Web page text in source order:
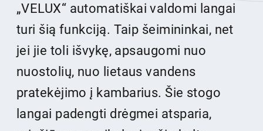
„VELUX“ automatiškai valdomi langai
turi šią funkciją. Taip šeimininkai, net
jei jie toli išvykę, apsaugomi nuo
nuostolių, nuo lietaus vandens
pratekėjimo į kambarius. Šie stogo
langai padengti drėgmei atsparia,